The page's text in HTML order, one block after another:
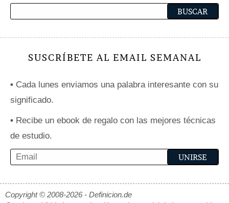
SUSCRÍBETE AL EMAIL SEMANAL
• Cada lunes enviamos una palabra interesante con su
significado.
• Recibe un ebook de regalo con las mejores técnicas
de estudio.
Copyright © 2008-2026 - Definicion.de